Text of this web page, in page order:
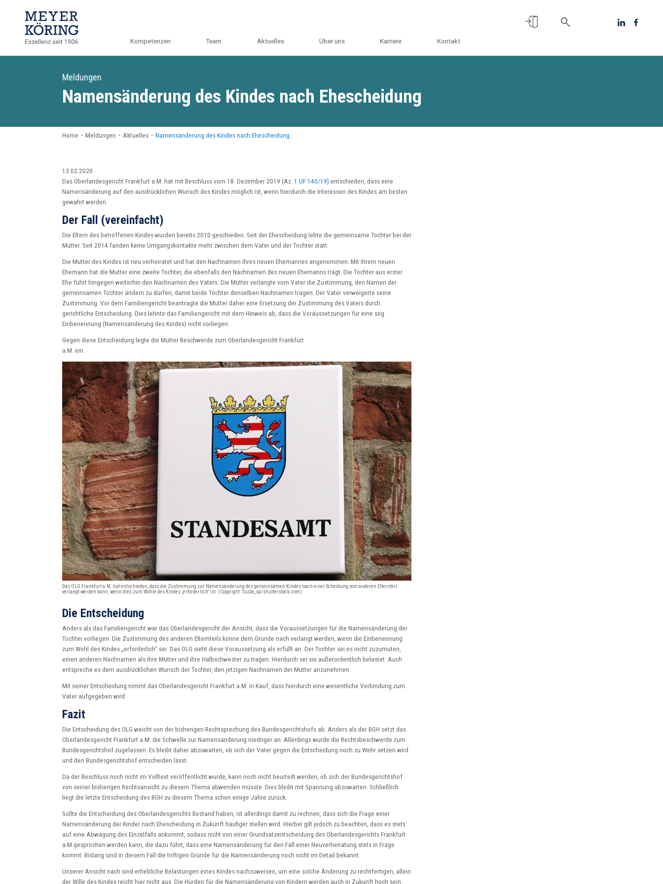
Kompetenzen Team Aktuelles Über uns Karriere Kontakt
Meldungen
Namensänderung des Kindes nach Ehescheidung
Home ・ Meldungen ・ Aktuelles ・ Namensänderung des Kindes nach Ehescheidung
13.02.2020
Das Oberlandesgericht Frankfurt a.M. hat mit Beschluss vom 18. Dezember 2019 (Az. 1 UF 140/19) entschieden, dass eine
Namensänderung auf den ausdrücklichen Wunsch des Kindes möglich ist, wenn hierdurch die Interessen des Kindes am besten
gewahrt werden.
Der Fall (vereinfacht)
Die Eltern des betroffenen Kindes wurden bereits 2010 geschieden. Seit der Ehescheidung lebte die gemeinsame Tochter bei der
Mutter. Seit 2014 fanden keine Umgangskontakte mehr zwischen dem Vater und der Tochter statt.
Die Mutter des Kindes ist neu verheiratet und hat den Nachnamen ihres neuen Ehemannes angenommen. Mit ihrem neuen
Ehemann hat die Mutter eine zweite Tochter, die ebenfalls den Nachnamen des neuen Ehemanns trägt. Die Tochter aus erster
Ehe führt hingegen weiterhin den Nachnamen des Vaters. Die Mutter verlangte vom Vater die Zustimmung, den Namen der
gemeinsamen Tochter ändern zu dürfen, damit beide Töchter denselben Nachnamen tragen. Der Vater verweigerte seine
Zustimmung. Vor dem Familiengericht beantragte die Mutter daher eine Ersetzung der Zustimmung des Vaters durch
gerichtliche Entscheidung. Dies lehnte das Familiengericht mit dem Hinweis ab, dass die Voraussetzungen für eine sog.
Einbenennung (Namensänderung des Kindes) nicht vorliegen.
Gegen diese Entscheidung legte die Mutter Beschwerde zum Oberlandesgericht Frankfurt
a.M. ein.
Das OLG Frankfurt a.M. hat entschieden, dass die Zustimmung zur Namensänderung des gemeinsamen Kindes nach einer Scheidung vom anderen Elternteil
verlangt werden kann, wenn dies zum Wohle des Kindes „erforderlich“ ist. (Copyright: Tsuba_sa/shutterstock.com)
Die Entscheidung
Anders als das Familiengericht war das Oberlandesgericht der Ansicht, dass die Voraussetzungen für die Namensänderung der
Tochter vorliegen. Die Zustimmung des anderen Elternteils könne dem Grunde nach verlangt werden, wenn die Einbenennung
zum Wohl des Kindes „erforderlich“ sei. Das OLG sieht diese Voraussetzung als erfüllt an. Der Tochter sei es nicht zuzumuten,
einen anderen Nachnamen als ihre Mutter und ihre Halbschwester zu tragen. Hierdurch sei sie außerordentlich belastet. Auch
entspreche es dem ausdrücklichen Wunsch der Tochter, den jetzigen Nachnamen der Mutter anzunehmen.
Mit seiner Entscheidung nimmt das Oberlandesgericht Frankfurt a.M. in Kauf, dass hierdurch eine wesentliche Verbindung zum
Vater aufgegeben wird.
Fazit
Die Entscheidung des OLG weicht von der bisherigen Rechtsprechung des Bundesgerichtshofs ab. Anders als der BGH setzt das
Oberlandesgericht Frankfurt a.M. die Schwelle zur Namensänderung niedriger an. Allerdings wurde die Rechtsbeschwerde zum
Bundesgerichtshof zugelassen. Es bleibt daher abzuwarten, ob sich der Vater gegen die Entscheidung noch zu Wehr setzen wird
und den Bundesgerichtshof entscheiden lässt.
Da der Beschluss noch nicht im Volltext veröffentlicht wurde, kann noch nicht beurteilt werden, ob sich der Bundesgerichtshof
von seiner bisherigen Rechtsansicht zu diesem Thema abwenden müsste. Dies bleibt mit Spannung abzuwarten. Schließlich
liegt die letzte Entscheidung des BGH zu diesem Thema schon einige Jahre zurück.
Sollte die Entscheidung des Oberlandesgerichts Bestand haben, ist allerdings damit zu rechnen, dass sich die Frage einer
Namensänderung der Kinder nach Ehescheidung in Zukunft häufiger stellen wird. Hierbei gilt jedoch zu beachten, dass es stets
auf eine Abwägung des Einzelfalls ankommt, sodass nicht von einer Grundsatzentscheidung des Oberlandesgerichts Frankfurt
a.M gesprochen werden kann, die dazu führt, dass eine Namensänderung für den Fall einer Neuverheiratung stets in Frage
kommt. Bislang sind in diesem Fall die triftigen Gründe für die Namensänderung noch nicht im Detail bekannt.
Unserer Ansicht nach sind erhebliche Belastungen eines Kindes nachzuweisen, um eine solche Änderung zu rechtfertigen, allein
der Wille des Kindes reicht hier nicht aus. Die Hürden für die Namensänderung von Kindern werden auch in Zukunft hoch sein